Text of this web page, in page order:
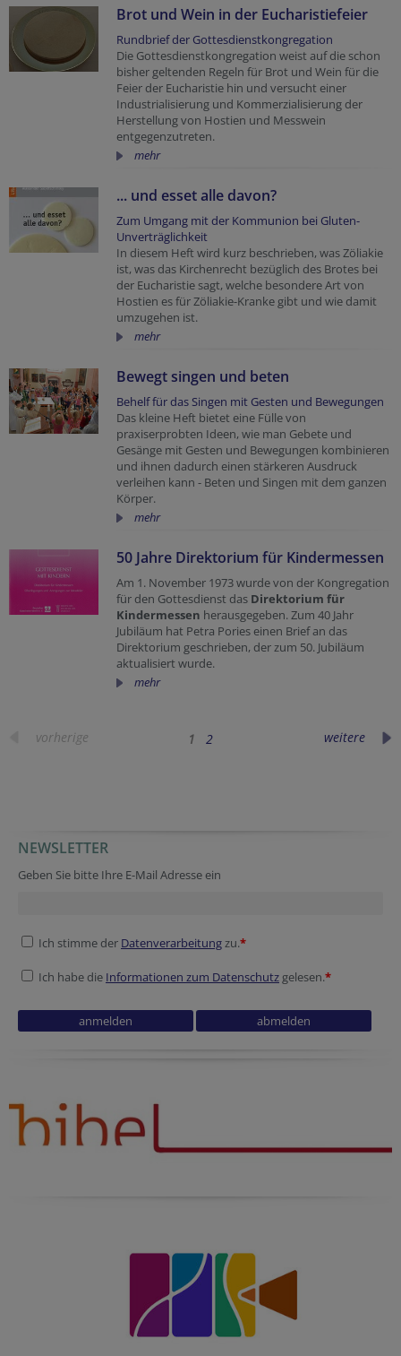
Brot und Wein in der Eucharistiefeier
Rundbrief der Gottesdienstkongregation
Die Gottesdienstkongregation weist auf die schon
bisher geltenden Regeln für Brot und Wein für die
Feier der Eucharistie hin und versucht einer
Industrialisierung und Kommerzialisierung der
Herstellung von Hostien und Messwein
entgegenzutreten.
mehr
... und esset alle davon?
Zum Umgang mit der Kommunion bei Gluten-
Unverträglichkeit
In diesem Heft wird kurz beschrieben, was Zöliakie
ist, was das Kirchenrecht bezüglich des Brotes bei
der Eucharistie sagt, welche besondere Art von
Hostien es für Zöliakie-Kranke gibt und wie damit
umzugehen ist.
mehr
Bewegt singen und beten
Behelf für das Singen mit Gesten und Bewegungen
Das kleine Heft bietet eine Fülle von
praxiserprobten Ideen, wie man Gebete und
Gesänge mit Gesten und Bewegungen kombinieren
und ihnen dadurch einen stärkeren Ausdruck
verleihen kann - Beten und Singen mit dem ganzen
Körper.
mehr
50 Jahre Direktorium für Kindermessen
Am 1. November 1973 wurde von der Kongregation
für den Gottesdienst das Direktorium für
Kindermessen herausgegeben. Zum 40 Jahr
Jubiläum hat Petra Pories einen Brief an das
Direktorium geschrieben, derzum 50. Jubiläum
aktualisiert wurde.
mehr
vorherige 1 2 weitere
NEWSLETTER
Geben Sie bitte Ihre E-Mail Adresse ein
Ich stimme der Datenverarbeitungzu.*
Ich habe die Informationen zum Datenschutz gelesen.*